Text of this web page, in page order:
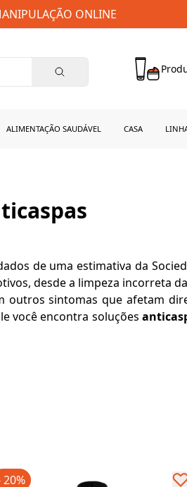
ONLINE
ALIMENTAÇÃO SAUDÁVEL CASA
de uma estimativa da
desde a limpeza incorreta
outros sintomas que afetam
você encontra soluções
20%